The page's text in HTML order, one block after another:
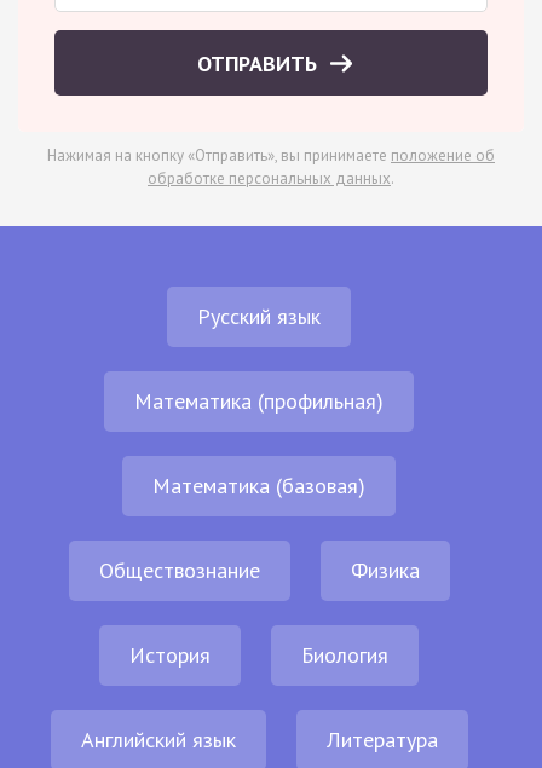
ОТПРАВИТЬ
Нажимая на кнопку «Отправить», вы принимаете положение об
обработке персональных данных.
Русский язык
Математика (профильная)
Математика (базовая)
Обществознание Физика
История Биология
Английский язык Литература